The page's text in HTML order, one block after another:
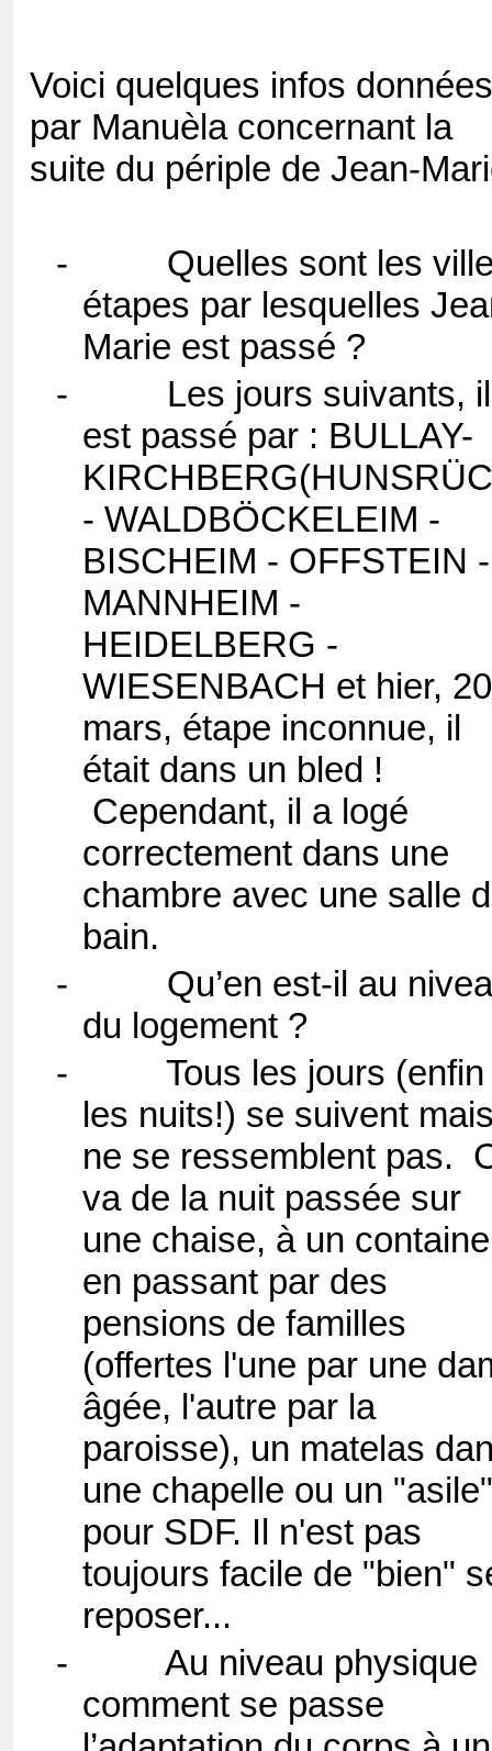
Voici quelques infos données
par Manuèla concernant la
suite du périple de Jean-
-
Quelles sont les
étapes par lesquelles
Marie est passé ?
-
Les jours suivants, il
est passé par : BULLAY-
- WALDBÖCKELEIM -
BISCHEIM - OFFSTEIN -
MANNHEIM -
HEIDELBERG -
WIESENBACH et hier, 20
mars, étape inconnue, il
était dans un bled !
Cependant, il a logé
correctement dans une
chambre avec une salle
bain.
-
Qu’en est-il au
du logement ?
-
Tous les jours (enfin
les nuits!) se suivent
ne se ressemblent pas.
va de la nuit passée sur
une chaise, à un
en passant par des
pensions de familles
(offertes l'une par une
âgée, l'autre par la
paroisse), un matelas
une chapelle ou un "asile"
pour SDF. Il n'est pas
toujours facile de "bien"
reposer...
-
Au niveau physique
comment se passe